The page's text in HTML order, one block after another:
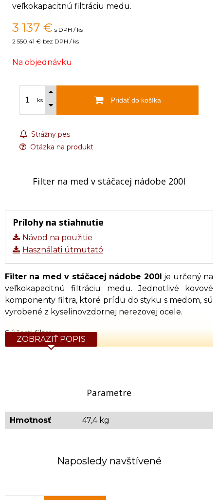
veľkokapacitnú filtráciu medu.
3 137 € s DPH / ks
2 550,41 € bez DPH / ks
Na objednávku
ks Pridať do košíka
Strážny pes
Otázka na produkt
Filter na med v stáčacej nádobe 200l
Prílohy na stiahnutie
Návod na použitie
Használati útmutató
Filter na med v stáčacej nádobe 200l je určený na
veľkokapacitnú filtráciu medu. Jednotlivé kovové
komponenty filtra, ktoré prídu do styku s medom, sú
vyrobené z kyselinovzdornej nerezovej ocele.
Súčasti filtra:
nádobe
integrované čerpadlo na odčerpanie
Postup použitia:
ZOBRAZIŤ POPIS
Parametre
Hmotnosť 47,4 kg
Naposledy navštívené